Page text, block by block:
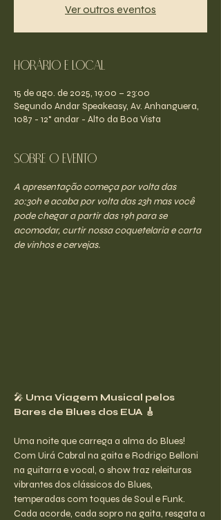
Ver outros eventos
Horário e Local
15 de ago. de 2025, 19:00 – 23:00
Segundo Andar Speakeasy, Av. Anhanguera,
1087 - 12° andar - Alto da Boa Vista
Sobre o evento
A apresentação começa por volta das
20:30h e acaba por volta das 23h mas você
pode chegar a partir das 19h para se
acomodar, curtir nossa coquetelaria e carta
de vinhos e cervejas.
🎤 Uma Viagem Musical pelos
Bares de Blues dos EUA 🎸
Uma noite que carrega a alma do Blues!
Com Uirá Cabral na gaita e Rodrigo Belloni
na guitarra e vocal, o show traz releituras
vibrantes dos clássicos do Blues,
temperadas com toques de Soul e Funk.
Cada acorde, cada sopro na gaita, resgata a